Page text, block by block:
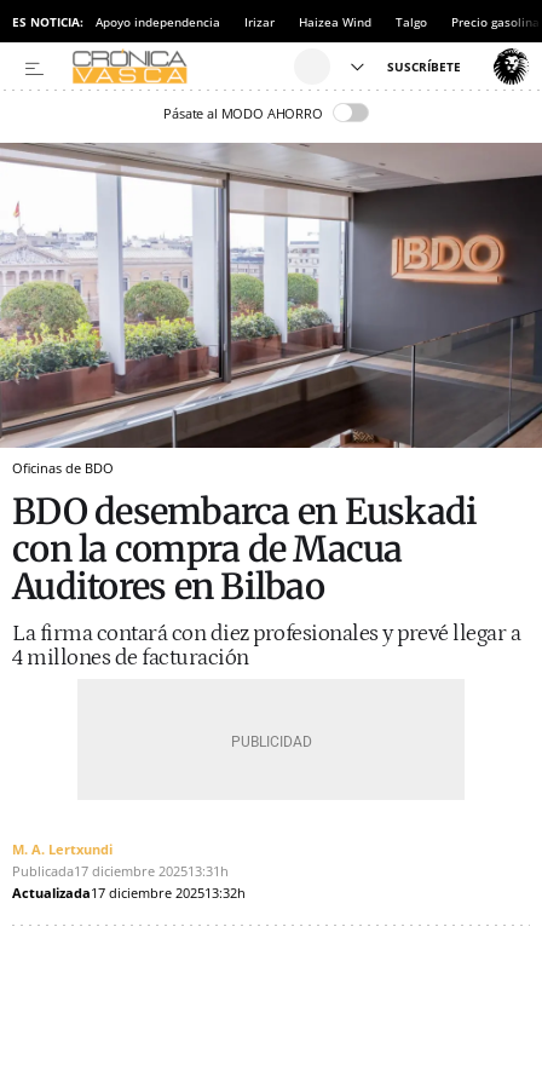
ES NOTICIA: Apoyo independencia Irizar Haizea Wind Talgo Precio gasolina
Pásate al MODO AHORRO
Oficinas de BDO
BDO desembarca en Euskadi
con la compra de Macua
Auditores en Bilbao
La firma contará con diez profesionales y prevé llegar a
4 millones de facturación
M. A. Lertxundi
Publicada17 diciembre 202513:31h
Actualizada17 diciembre 202513:32h